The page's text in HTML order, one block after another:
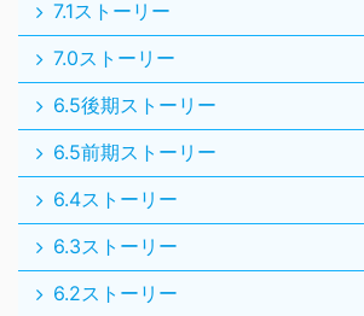
7.1ストーリー
7.0ストーリー
6.5後期ストーリー
6.5前期ストーリー
6.4ストーリー
6.3ストーリー
6.2ストーリー